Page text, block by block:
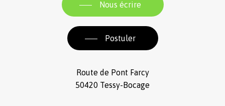
Nous écrire
Postuler
Route de Pont Farcy
50420 Tessy-Bocage